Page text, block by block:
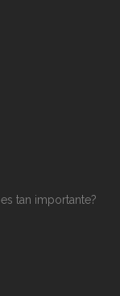
tan importante?